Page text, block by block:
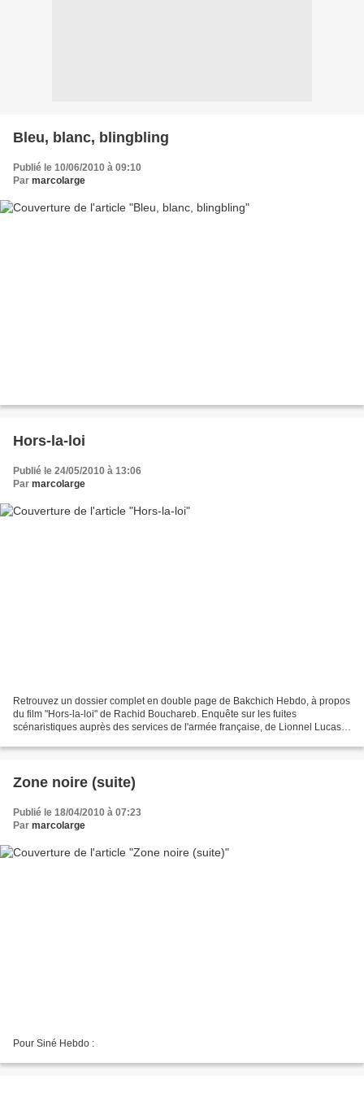
Bleu, blanc, blingbling
Publié le 10/06/2010 à 09:10
Par marcolarge
Hors-la-loi
Publié le 24/05/2010 à 13:06
Par marcolarge
Retrouvez un dossier complet en double page de Bakchich Hebdo, à propos
du film "Hors-la-loi" de Rachid Bouchareb. Enquête sur les fuites
scénaristiques auprès des services de l'armée française, de Lionnel Lucas,
Zone noire (suite)
Publié le 18/04/2010 à 07:23
Par marcolarge
Pour Siné Hebdo :